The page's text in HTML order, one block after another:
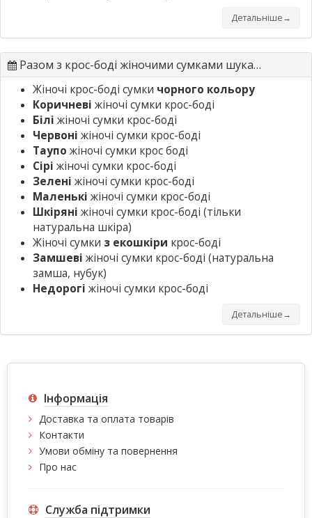
Детальніше→
Разом з крос-боді жіночими сумками шукають
Жіночі крос-боді сумки чорного кольору
Коричневі жіночі сумки крос-боді
Білі жіночі сумки крос-боді
Червоні жіночі сумки крос-боді
Таупо жіночі сумки крос боді
Сірі жіночі сумки крос-боді
Зелені жіночі сумки крос-боді
Маленькі жіночі сумки крос-боді
Шкіряні жіночі сумки крос-боді (тільки
натуральна шкіра)
Жіночі сумки з екошкіри крос-боді
Замшеві жіночі сумки крос-боді (натуральна
замша, нубук)
Недорогі жіночі сумки крос-боді
Детальніше→
Інформація
Доставка та оплата товарів
Контакти
Умови обміну та повернення
Про нас
Служба підтримки